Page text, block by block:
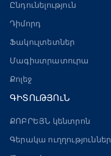
Ընդունելություն
Դիմորդ
Ֆակուլտետներ
Մագիստրատուրա
Քոլեջ
ԳԻՏՈւԹՅՈւՆ
ՔՈԲՐԵՅՆ կենտրոն
Գերակա ուղղություններ